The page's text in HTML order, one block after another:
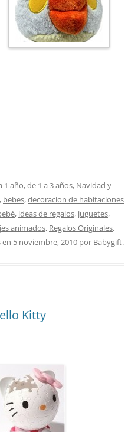
1 año,de 1 a 3 años, Navidad y
, bebes,decoracion de habitaciones
, ideas de regalos, juguetes,
animados, Regalos Originales,
en 5 noviembre, 2010 por Babygift.
Kitty